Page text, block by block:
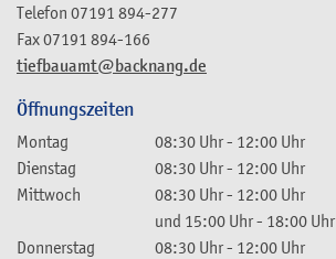
tiefbauamt@backnang.de
Telefon 07191 894-277
Fax07191 894-166
Öffnungszeiten
Montag 08:30 Uhr- 12:00 Uhr
Dienstag
08:30 Uhr- 12:00 Uhr
Mittwoch
08:30 Uhr- 12:00 Uhr
und 15:00 Uhr- 18:00 Uhr
Donnerstag
08:30 Uhr- 12:00 Uhr